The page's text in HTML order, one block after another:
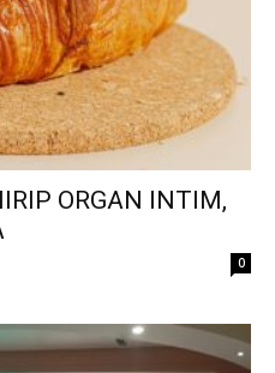
ORGAN INTIM,
0